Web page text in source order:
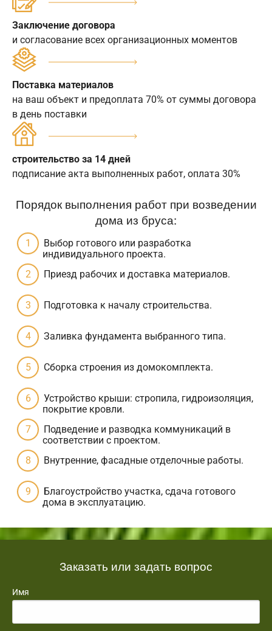
Заключение договора
и согласование всех организационных моментов
Поставка материалов
на ваш объект и предоплата 70% от суммы договора
в день поставки
строительство за 14 дней
подписание акта выполненных работ, оплата 30%
Порядок выполнения работ при возведении
дома из бруса:
Выбор готового или разработка
индивидуального проекта.
Приезд рабочих и доставка материалов.
Подготовка к началу строительства.
Заливка фундамента выбранного типа.
Сборка строения из домокомплекта.
Устройство крыши: стропила, гидроизоляция,
покрытие кровли.
Подведение и разводка коммуникаций в
соответствии с проектом.
Внутренние, фасадные отделочные работы.
Благоустройство участка, сдача готового
дома в эксплуатацию.
Заказать или задать вопрос
Имя